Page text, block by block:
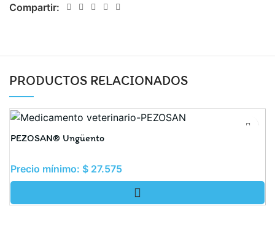
Compartir:
PRODUCTOS RELACIONADOS
PEZOSAN® Ungüento
Precio mínimo: $ 27.575